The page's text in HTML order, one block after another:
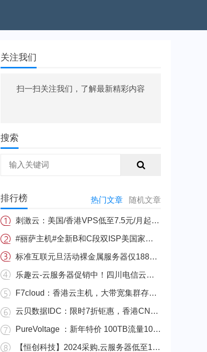
关注我们
扫一扫关注我们，了解最新精彩内容
搜索
排行榜 热门文章 随机文章
刺激云：美国/香港VPS低至7.5元/月起，跨年全场5折活动
#丽萨主机#全新B和C段双ISP美国家宽住宅4837 Gbps大带宽产品上新，支持支付宝，48小时不满意，无条件退款
标准互联元旦活动裸金属服务器仅188元/月
乐趣云-云服务器促销中！四川电信云服器19元/月，香港三网直连VPS低至27元起
F7cloud：香港云主机，大带宽集群存储集群计算节点，低至30元
云贝数据IDC：限时7折钜惠，香港CN2GIA双向线路 补货上新
PureVoltage ：新年特价 100TB流量10Gbps物理机
【恒创科技】2024采购,云服务器低至13元每月,服务器低至240元每月,年付3.5折送半年,多年付更省